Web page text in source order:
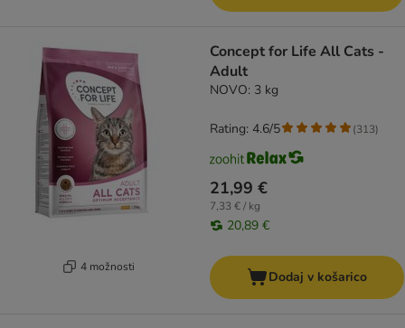
4 možnosti
Concept for Life All Cats -
Adult
NOVO: 3 kg
21,99 €
7,33 € / kg
20,89 €
Rating: 4.6/5 (313)
Dodaj v košarico